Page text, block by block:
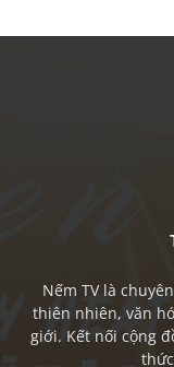
Nếm TV là
thiên nhiên, văn
giới. Kết nối cộng